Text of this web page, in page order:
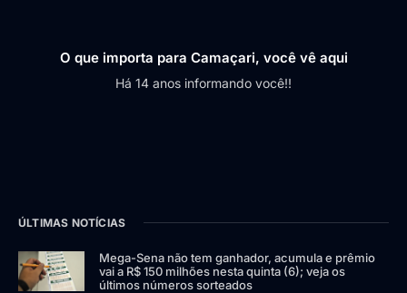
O que importa para Camaçari, você vê aqui
Há 14 anos informando você!!
ÚLTIMAS NOTÍCIAS
Mega-Sena não tem ganhador, acumula e prêmio
vai a R$ 150 milhões nesta quinta (6); veja os
últimos números sorteados